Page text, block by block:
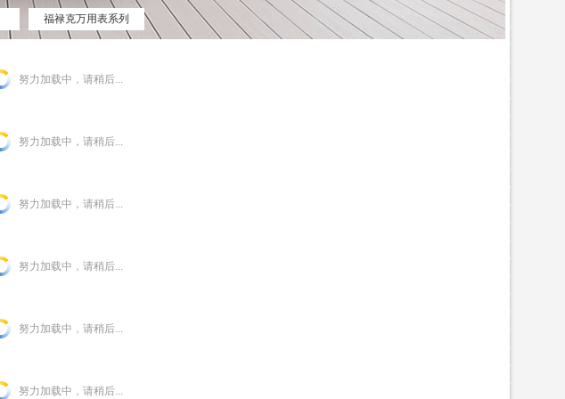
福禄克万用表系列
努力加载中，请稍后...
努力加载中，请稍后...
努力加载中，请稍后...
努力加载中，请稍后...
努力加载中，请稍后...
努力加载中，请稍后...